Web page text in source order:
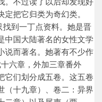
把它归类为奇幻类。
到一丁点资料。她是晋
中国大陆著名的女性文学
说而著名。她著有不少作
六章，外加三章番外
它们划分成五卷。这五卷
（十九章）、卷二：异界